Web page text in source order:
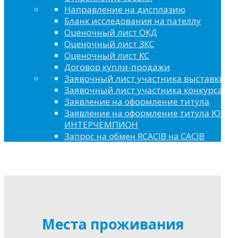
Направление на дисплазию
Бланк исследования на пателлу
Оценочный лист ОКД
Оценочный лист ЗКС
Оценочный лист КС
Договор купли-продажи
Заявочный лист участника выставки
Заявочный лист участника конкурса
Заявление на оформление титула
Заявление на оформление титула
ИНТЕРЧЕМПИОН
Запрос на обмен RCACIB на CACIB
Места проживания